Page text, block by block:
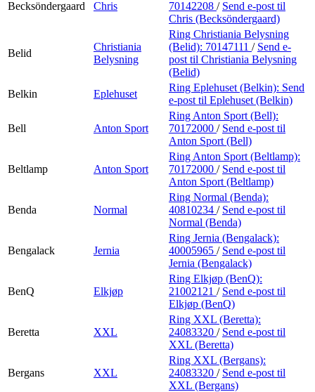
Becksöndergaard Chris
70142208 / Send e-post til
Chris (Becksöndergaard)
Belid
Christiania
Belysning
Ring Christiania Belysning
(Belid): 70147111 / Send e-
post til Christiania Belysning
(Belid)
Belkin
Eplehuset
Ring Eplehuset (Belkin): Send
e-post til Eplehuset (Belkin)
Bell Anton Sport
Ring Anton Sport (Bell):
70172000 / Send e-post til
Anton Sport (Bell)
Beltlamp Anton Sport
Ring Anton Sport (Beltlamp):
70172000 / Send e-post til
Anton Sport (Beltlamp)
Benda Normal
Ring Normal (Benda):
40810234 / Send e-post til
Normal (Benda)
Bengalack Jernia
Ring Jernia (Bengalack):
40005965 / Send e-post til
Jernia (Bengalack)
BenQ Elkjøp
Ring Elkjøp (BenQ):
21002121 / Send e-post til
Elkjøp (BenQ)
Beretta XXL
Ring XXL (Beretta):
24083320 / Send e-post til
XXL (Beretta)
Bergans XXL
Ring XXL (Bergans):
24083320 / Send e-post til
XXL (Bergans)